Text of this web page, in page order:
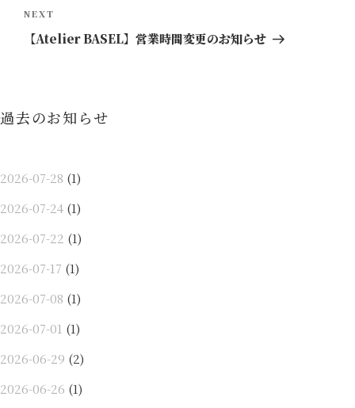
ゲ
ー
Next
Post
NEXT
【Atelier BASEL】営業時間変更のお知らせ
過去のお知らせ
2026-07-28 (1)
2026-07-24 (1)
2026-07-22 (1)
2026-07-17 (1)
2026-07-08 (1)
2026-07-01 (1)
2026-06-29 (2)
2026-06-26 (1)